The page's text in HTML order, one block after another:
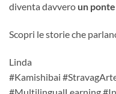
diventa davvero un
Scopri le storie che
Linda
#Kamishibai